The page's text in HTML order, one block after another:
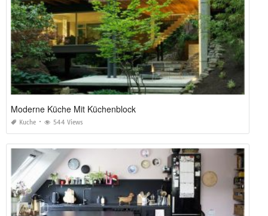
Moderne Küche Mit Küchenblock
Kuche 544 Views